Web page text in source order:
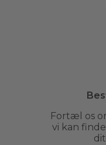
Fortæl os
vi kan